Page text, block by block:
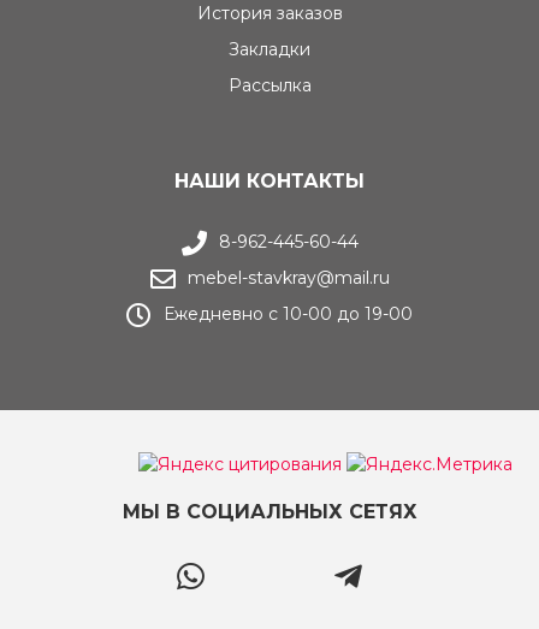
История заказов
Закладки
Рассылка
НАШИ КОНТАКТЫ
8-962-445-60-44
mebel-stavkray@mail.ru
Ежедневно с 10-00 до 19-00
МЫ В СОЦИАЛЬНЫХ СЕТЯХ